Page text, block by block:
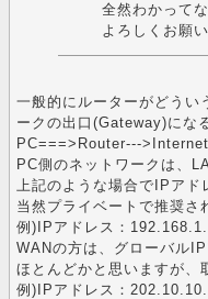
全然わかって
よろしくお願い
一般的にルーターがどうい
ークの出口(Gateway)にな
PC===>Router--->Internet
PC側のネットワークは、
上記のような場合でIPアド
当然プライベートで推奨さ
例)IPアドレス：
WANの方は、グローバル
ほとんどかと思いますが、
例)IPアドレス：